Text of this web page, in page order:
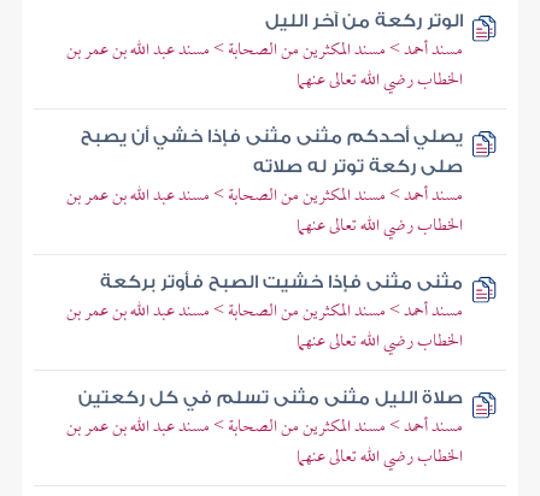
الوتر ركعة من آخر الليل
مسند أحمد > مسند المكثرين من الصحابة > مسند عبد الله بن عمر بن
الخطاب رضي الله تعالى عنهما
يصلي أحدكم مثنى مثنى فإذا خشي أن يصبح
صلى ركعة توتر له صلاته
مسند أحمد > مسند المكثرين من الصحابة > مسند عبد الله بن عمر بن
الخطاب رضي الله تعالى عنهما
مثنى مثنى فإذا خشيت الصبح فأوتر بركعة
مسند أحمد > مسند المكثرين من الصحابة > مسند عبد الله بن عمر بن
الخطاب رضي الله تعالى عنهما
صلاة الليل مثنى مثنى تسلم في كل ركعتين
مسند أحمد > مسند المكثرين من الصحابة > مسند عبد الله بن عمر بن
الخطاب رضي الله تعالى عنهما